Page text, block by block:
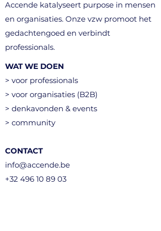
Accende katalyseert purpose in mensen
en organisaties. Onze vzw promoot het
gedachtengoed en verbindt
professionals.
WAT WE DOEN
> voor professionals
> voor organisaties (B2B)
> denkavonden & events
> community
CONTACT
info@accende.be
+32 496 10 89 03